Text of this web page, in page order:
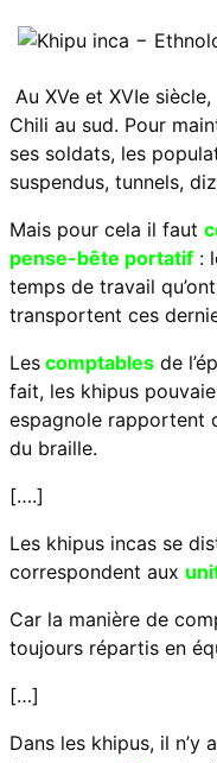
Au XVe et XVIe
Chili au sud. Pour
ses soldats, les
suspendus, tunnels,
Mais pour cela il faut
pense-bête portatif :
temps de travail
transportent ces
Les comptables de
fait, les khipus
espagnole rapportent
du braille.
[….]
Les khipus incas se
correspondent aux
Car la manière de
toujours répartis en
[…]
Dans les khipus, il n’y